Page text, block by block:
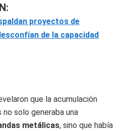
proyectos de
de la capacidad
que la acumulación
solo generaba una
metálicas, sino que había